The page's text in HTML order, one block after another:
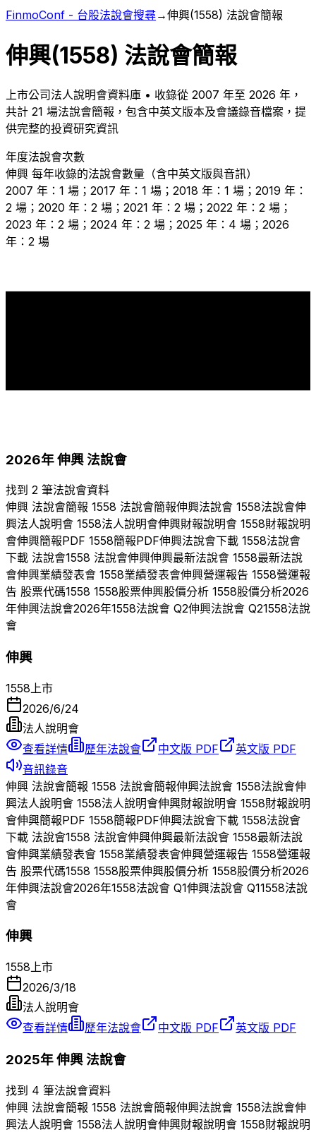
FinmoConf - 台股法說會搜尋→伸興(1558) 法說會簡報
伸興(1558) 法說會簡報
上市公司法人說明會資料庫 • 收錄從 2007 年至 2026 年，
共計 21 場法說會簡報，包含中英文版本及會議錄音檔案，提
供完整的投資研究資訊
年度法說會次數
伸興 每年收錄的法說會數量（含中英文版與音訊）
2007 年：1 場；2017 年：1 場；2018 年：1 場；2019 年：
2 場；2020 年：2 場；2021 年：2 場；2022 年：2 場；
2023 年：2 場；2024 年：2 場；2025 年：4 場；2026
年：2 場
2026年伸興法說會
找到 2 筆法說會資料
伸興 法說會簡報 1558 法說會簡報伸興法說會 1558法說會伸
興法人說明會 1558法人說明會伸興財報說明會 1558財報說明
會伸興簡報PDF 1558簡報PDF伸興法說會下載 1558法說會
下載 法說會1558 法說會伸興伸興最新法說會 1558最新法說
會伸興業績發表會 1558業績發表會伸興營運報告 1558營運報
告 股票代碼1558 1558股票伸興股價分析 1558股價分析2026
年伸興法說會2026年1558法說會 Q2伸興法說會 Q21558法說
會
伸興
1558 上市
2026/6/24
法人說明會
查看詳情
歷年法說會 中文版 PDF
英文版 PDF
音訊錄音
伸興 法說會簡報 1558 法說會簡報伸興法說會 1558法說會伸
興法人說明會 1558法人說明會伸興財報說明會 1558財報說明
會伸興簡報PDF 1558簡報PDF伸興法說會下載 1558法說會
下載 法說會1558 法說會伸興伸興最新法說會 1558最新法說
會伸興業績發表會 1558業績發表會伸興營運報告 1558營運報
告 股票代碼1558 1558股票伸興股價分析 1558股價分析2026
年伸興法說會2026年1558法說會 Q1伸興法說會 Q11558法說
會
伸興
1558上市
2026/3/18
法人說明會
查看詳情
歷年法說會 中文版 PDF 英文版 PDF
2025年伸興法說會
找到 4 筆法說會資料
伸興 法說會簡報 1558 法說會簡報伸興法說會 1558法說會伸
興法人說明會 1558法人說明會伸興財報說明會 1558財報說明